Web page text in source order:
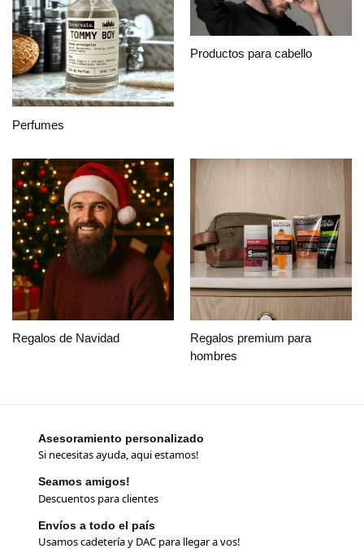
Perfumes
Productos para cabello
Regalos de Navidad
Regalos premium para
hombres
Asesoramiento personalizado
Si necesitas ayuda, aqui estamos!
Seamos amigos!
Descuentos para clientes
Envíos a todo el país
Usamos cadetería y DAC para llegar a vos!